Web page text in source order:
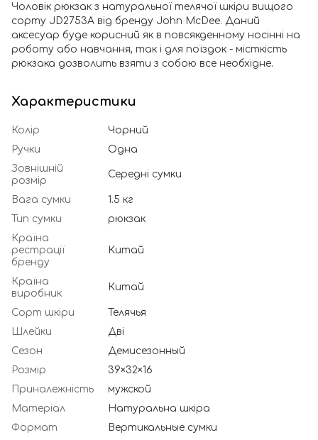
Чоловік рюкзак з натуральної телячої шкіри вищого
сорту JD2753A від бренду John McDee. Даний
аксесуар буде корисний як в повсякденному носінні на
роботу або навчання, так і для поїздок - місткість
рюкзака дозволить взяти з собою все необхідне.
Характеристики
Колір
Чорний
Ручки
Одна
Зовнішній
розмір
Середні сумки
Вага сумки
1.5 кг
Тип сумки
рюкзак
Країна
рестрації
бренду
Китай
Країна
виробник
Китай
Сорт шкіри
Телячья
Шлейки
Дві
Сезон
Демисезонный
Розмір
39×32×16
Приналежність
мужской
Матеріал
Натуральна шкіра
Формат
Вертикальные сумки